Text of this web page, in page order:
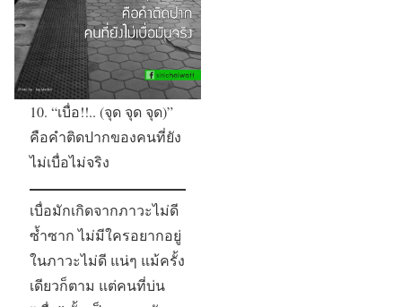
10. “เบื่อ!!.. (จุด จุด จุด)”
คือคำติดปากของคนที่ยัง
ไม่เบื่อไม่จริง
เบื่อมักเกิดจากภาวะไม่ดี
ซ้ำซาก ไม่มีใครอยากอยู่
ในภาวะไม่ดี แน่ๆ แม้ครั้ง
เดียวก็ตาม แต่คนที่บ่น